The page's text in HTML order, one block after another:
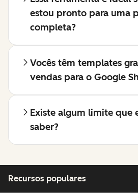
estou pronto para uma
completa?
Vocês têm templates
vendas para o Google
Existe algum limite que
saber?
Recursos populares